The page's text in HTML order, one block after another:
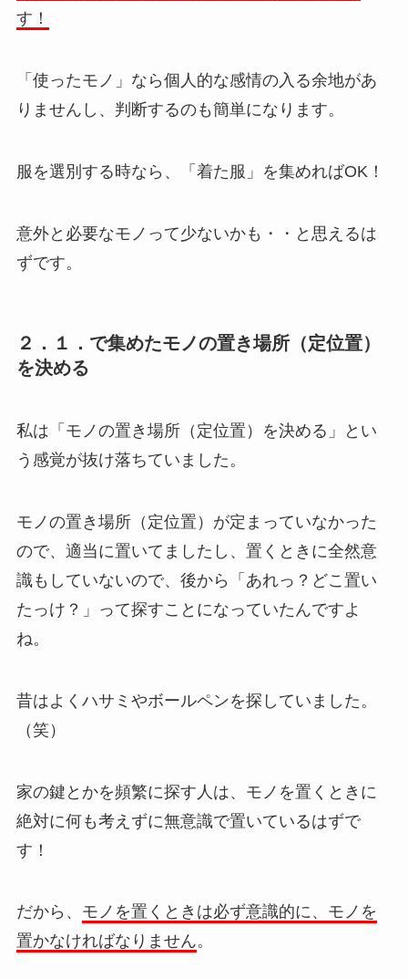
す！
「使ったモノ」なら個人的な感情の入る余地があ
りませんし、判断するのも簡単になります。
服を選別する時なら、「着た服」を集めればOK！
意外と必要なモノって少ないかも・・と思えるは
ずです。
２．１．で集めたモノの置き場所（定位置）
を決める
私は「 モノの置き場所（定位置）を決める 」とい
う感覚が抜け落ちていました。
モノの置き場所（定位置）が定まっていなかった
ので、適当に置いてましたし、置くときに全然意
識もしていないので、後から「あれっ？どこ置い
たっけ？」って探すことになっていたんですよ
ね。
昔はよくハサミやボールペンを探していました。
（笑）
家の鍵とかを頻繁に探す人は、モノを置くときに
絶対に何も考えずに無意識で置いているはずで
す！
だから、 モノを置くときは必ず意識的に、モノを
置かなければなりません。